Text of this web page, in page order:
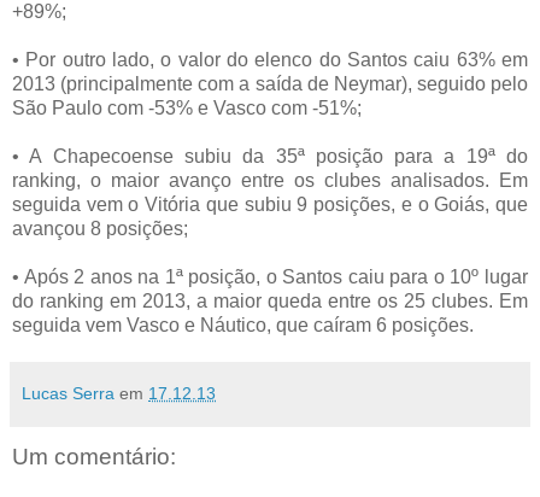
+89%;
• Por outro lado, o valor do elenco do Santos caiu 63% em
2013 (principalmente com a saída de Neymar), seguido pelo
São Paulo com -53% e Vasco com -51%;
• A Chapecoense subiu da 35ª posição para a 19ª do
ranking, o maior avanço entre os clubes analisados. Em
seguida vem o Vitória que subiu 9 posições, e o Goiás, que
avançou 8 posições;
• Após 2 anos na 1ª posição, o Santos caiu para o 10º lugar
do ranking em 2013, a maior queda entre os 25 clubes. Em
seguida vem Vasco e Náutico, que caíram 6 posições.
Lucas Serra em 17.12.13
Um comentário: